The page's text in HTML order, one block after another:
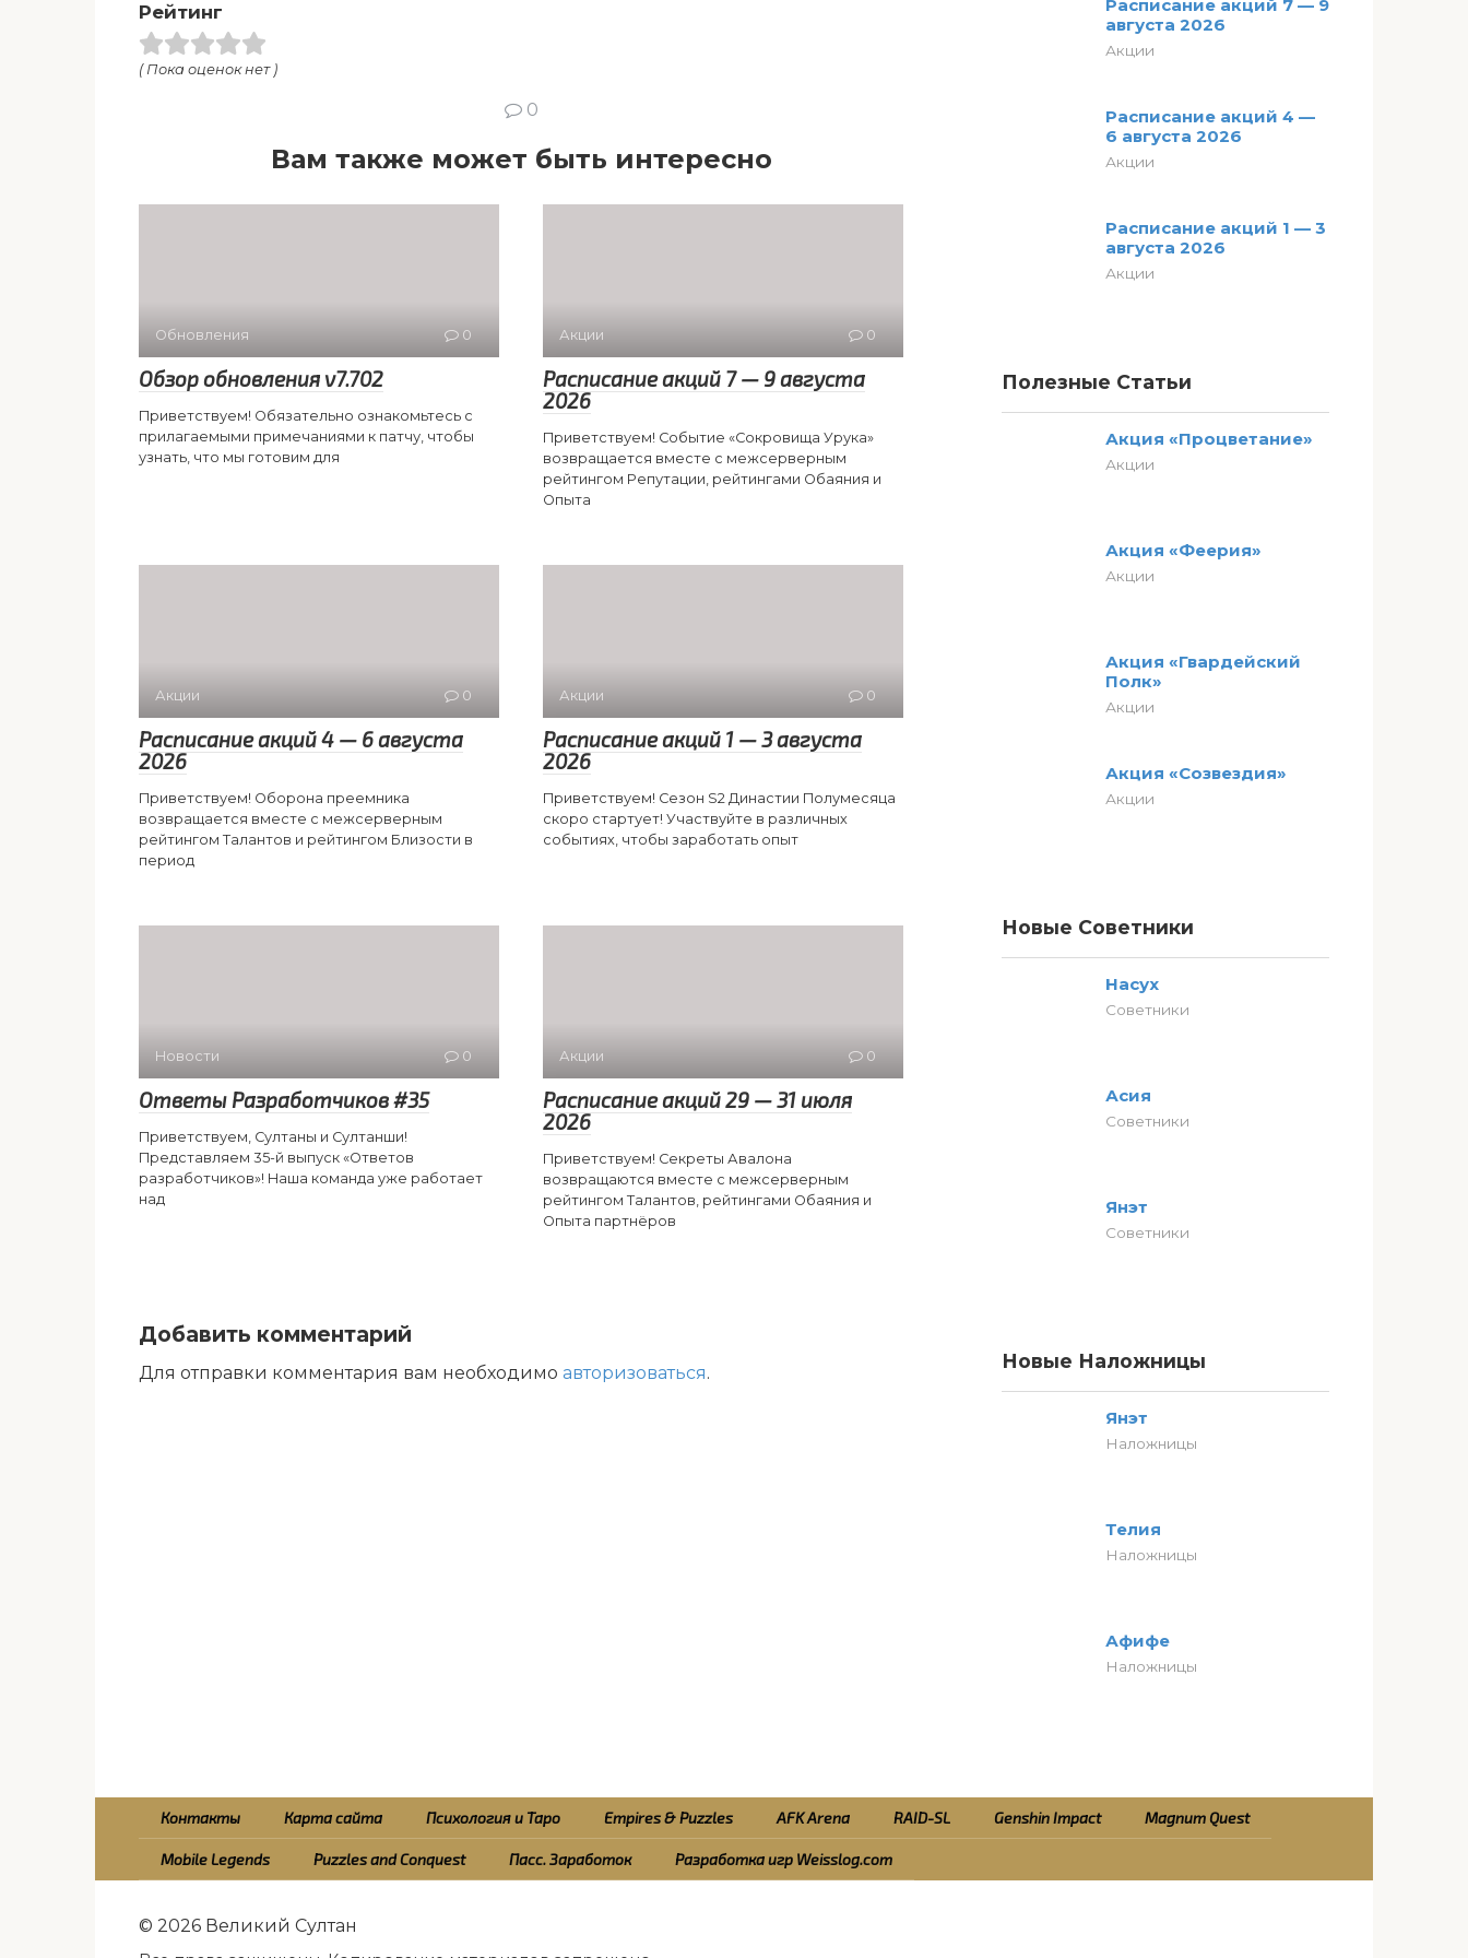
Рейтинг
( Пока оценок нет )
0
Вам также может быть интересно
Обновления 0
Обзор обновления v7.702
Приветствуем! Обязательно ознакомьтесь с
прилагаемыми примечаниями к патчу, чтобы
узнать, что мы готовим для
Акции 0
Расписание акций 7 — 9 августа
2026
Приветствуем! Событие «Сокровища Урука»
возвращается вместе с межсерверным
рейтингом Репутации, рейтингами Обаяния и
Опыта
Акции 0
Расписание акций 4 — 6 августа
2026
Приветствуем! Оборона преемника
возвращается вместе с межсерверным
рейтингом Талантов и рейтингом Близости в
период
Акции 0
Расписание акций 1 — 3 августа
2026
Приветствуем! Сезон S2 Династии Полумесяца
скоро стартует! Участвуйте в различных
событиях, чтобы заработать опыт
Новости 0
Ответы Разработчиков #35
Приветствуем, Султаны и Султанши!
Представляем 35-й выпуск «Ответов
разработчиков»! Наша команда уже работает
над
Акции 0
Расписание акций 29 — 31 июля
2026
Приветствуем! Секреты Авалона
возвращаются вместе с межсерверным
рейтингом Талантов, рейтингами Обаяния и
Опыта партнёров
Добавить комментарий
Для отправки комментария вам необходимо авторизоваться.
Расписание акций 7 — 9
августа 2026
Акции
Расписание акций 4 —
6 августа 2026
Акции
Расписание акций 1 — 3
августа 2026
Акции
Полезные Статьи
Акция «Процветание»
Акции
Акция «Феерия»
Акции
Акция «Гвардейский
Полк»
Акции
Акция «Созвездия»
Акции
Новые Советники
Насух
Советники
Асия
Советники
Янэт
Советники
Новые Наложницы
Янэт
Наложницы
Телия
Наложницы
Афифе
Наложницы
Контакты Карта сайта Психология и Таро Empires & Puzzles AFK Arena RAID-SL Genshin Impact Magnum Quest
Mobile Legends Puzzles and Conquest Пасс. Заработок Разработка игр Weisslog.com
© 2026 Великий Султан